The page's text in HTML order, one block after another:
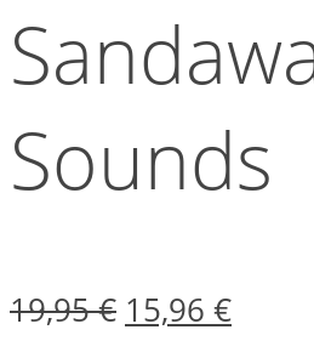
Sounds
19,95€ 15,96 €